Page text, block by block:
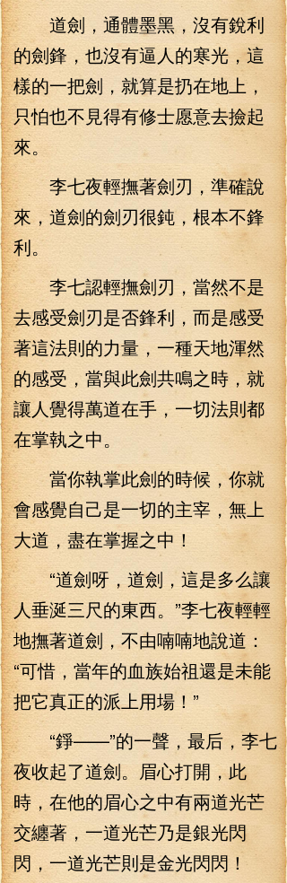
道劍，通體墨黑，沒有銳利
的劍鋒，也沒有逼人的寒光，這
樣的一把劍，就算是扔在地上，
只怕也不見得有修士愿意去撿起
來。
李七夜輕撫著劍刃，準確說
來，道劍的劍刃很鈍，根本不鋒
利。
李七認輕撫劍刃，當然不是
去感受劍刃是否鋒利，而是感受
著這法則的力量，一種天地渾然
的感受，當與此劍共鳴之時，就
讓人覺得萬道在手，一切法則都
在掌執之中。
當你執掌此劍的時候，你就
會感覺自己是一切的主宰，無上
大道，盡在掌握之中！
“道劍呀，道劍，這是多么讓
人垂涎三尺的東西。”李七夜輕輕
地撫著道劍，不由喃喃地說道：
“可惜，當年的血族始祖還是未能
把它真正的派上用場！”
“錚——”的一聲，最后，李七
夜收起了道劍。眉心打開，此
時，在他的眉心之中有兩道光芒
交纏著，一道光芒乃是銀光閃
閃，一道光芒則是金光閃閃！